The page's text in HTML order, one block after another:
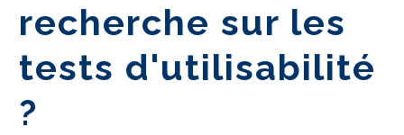
recherche sur les
tests d'utilisabilité
?